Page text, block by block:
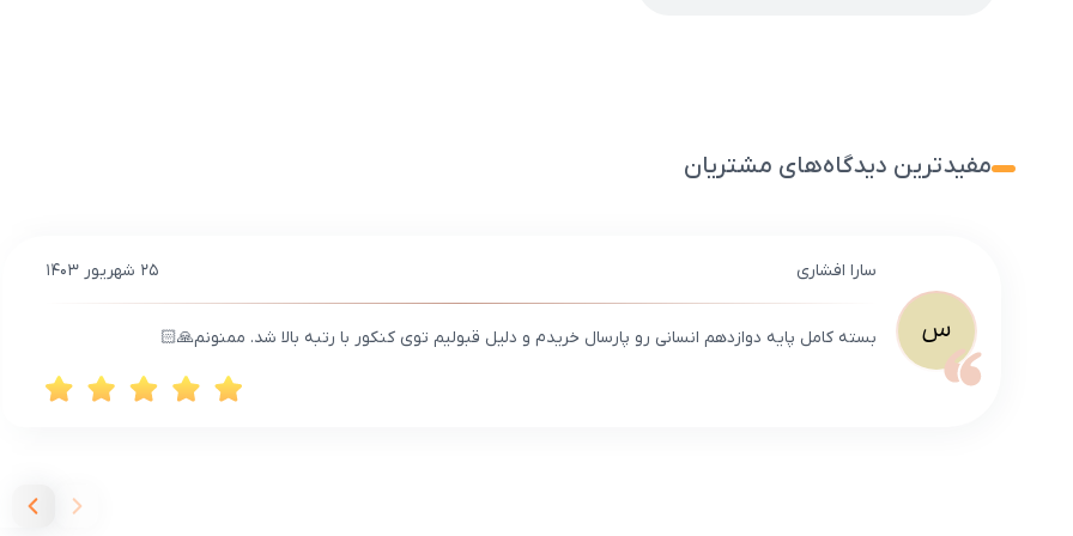
مفیدترین دیدگاه‌های مشتریان
س
سارا افشاری ۲۵ شهریور ۱۴۰۳
بسته کامل پایه دوازدهم انسانی رو پارسال خریدم و دلیل قبولیم توی کنکور با رتبه بالا شد. ممنونم🙏🏻